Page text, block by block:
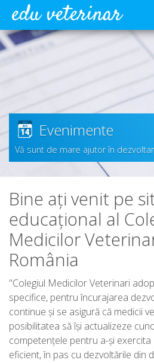
edu veterinar
Evenimente
Vă sunt de mare ajutor în
Bine ați venit pe
educațional al
Medicilor
România
"Colegiul Medicilor Veterinari
specifice, pentru încurajarea
continue și se asigură că medicii
posibilitatea să își actualizeze
competențele pentru a-și
eficient, în pas cu dezvoltările din